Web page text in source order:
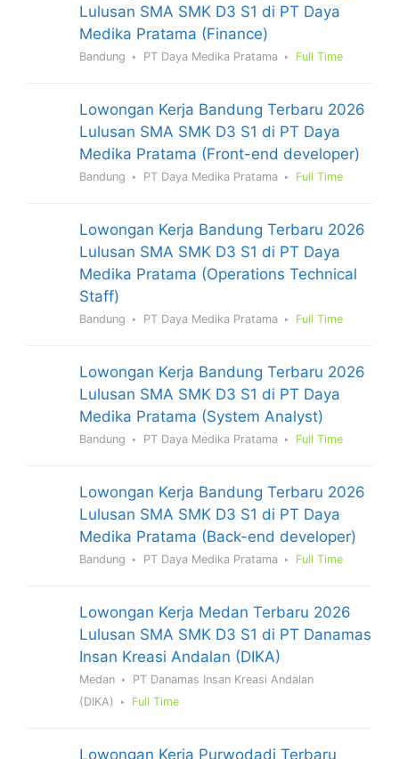
Lulusan SMA SMK D3 S1 di PT Daya
Medika Pratama (Finance)
Bandung PT Daya Medika Pratama Full Time
Lowongan Kerja Bandung Terbaru 2026
Lulusan SMA SMK D3 S1 di PT Daya
Medika Pratama (Front-end developer)
Bandung PT Daya Medika Pratama Full Time
Lowongan Kerja Bandung Terbaru 2026
Lulusan SMA SMK D3 S1 di PT Daya
Medika Pratama (Operations Technical
Staff)
Bandung PT Daya Medika Pratama Full Time
Lowongan Kerja Bandung Terbaru 2026
Lulusan SMA SMK D3 S1 di PT Daya
Medika Pratama (System Analyst)
Bandung PT Daya Medika Pratama Full Time
Lowongan Kerja Bandung Terbaru 2026
Lulusan SMA SMK D3 S1 di PT Daya
Medika Pratama (Back-end developer)
Bandung PT Daya Medika Pratama Full Time
Lowongan Kerja Medan Terbaru 2026
Lulusan SMA SMK D3 S1 di PT Danamas
Insan Kreasi Andalan (DIKA)
Medan
PT Danamas Insan Kreasi Andalan
(DIKA)
Full Time
Lowongan Kerja Purwodadi Terbaru